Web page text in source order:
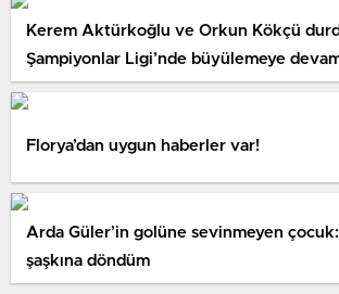
Kerem Aktürkoğlu ve Orkun Kökçü
Şampiyonlar Ligi’nde büyülemeye
Florya’dan uygun haberler var!
Arda Güler’in golüne sevinmeyen
şaşkına döndüm